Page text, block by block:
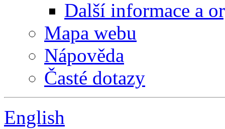
Další informace a
Mapa webu
Nápověda
Časté dotazy
English